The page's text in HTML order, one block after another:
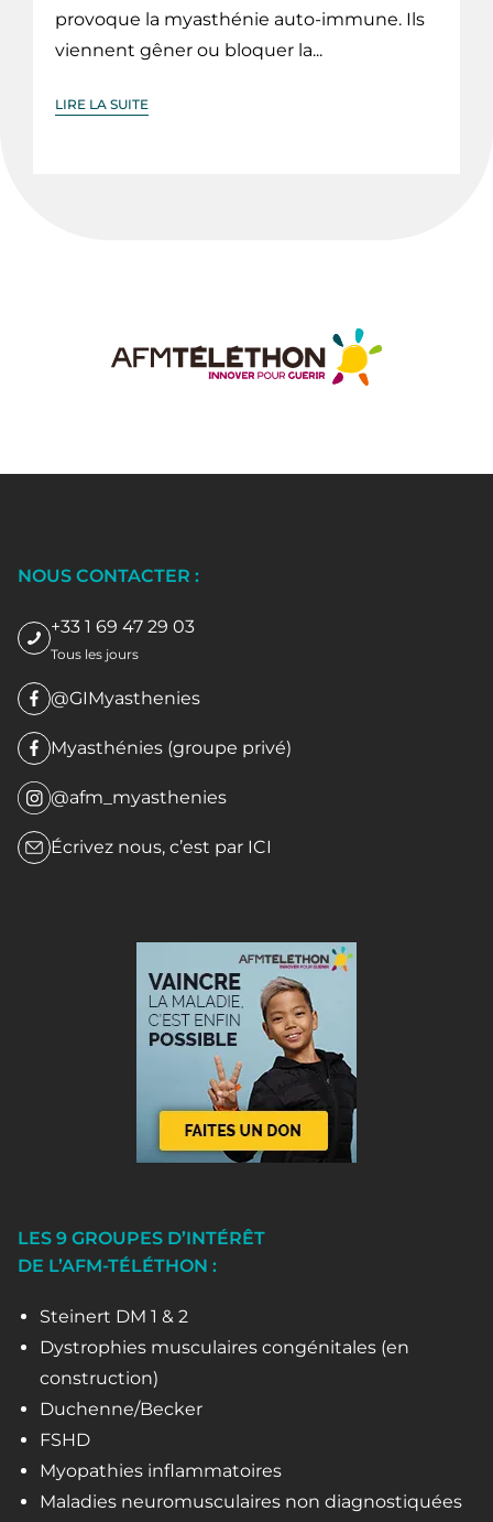
provoque la myasthénie auto-immune. Ils
viennent gêner ou bloquer la...
LIRE LA SUITE
NOUS CONTACTER :
+33 1 69 47 29 03
Tous les jours
@GIMyasthenies
Myasthénies (groupe privé)
@afm_myasthenies
Écrivez nous, c’est par ICI
LES 9 GROUPES D’INTÉRÊT
DE L’AFM-TÉLÉTHON :
Steinert DM 1 & 2
Dystrophies musculaires congénitales (en
construction)
Duchenne/Becker
FSHD
Myopathies inflammatoires
Maladies neuromusculaires non diagnostiquées